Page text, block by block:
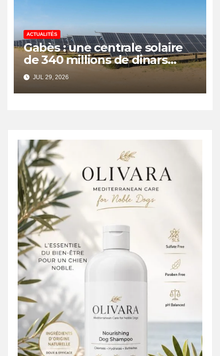
ACTUALITÉS
Gabès : une centrale solaire
de 340 millions de dinars
pour renforcer la transition
énergétique et créer 400
emplois
JUL 29, 2026